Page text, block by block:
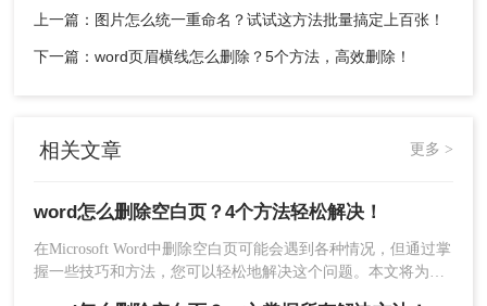
标记」，此时，我们就可以看到，页面中有一些被
到“分节符”前面，按下键盘上的“Delete”即可删除。
上一篇：图片怎么统一重命名？试试这方法批量搞定上百张！
下一篇：word页眉横线怎么删除？5个方法，高效删除！
相关文章 更多 >
word怎么删除空白页？4个方法轻松解决！
在Microsoft Word中删除空白页可能会遇到各种情况，但通过掌
握一些技巧和方法，您可以轻松地解决这个问题。本文将为您